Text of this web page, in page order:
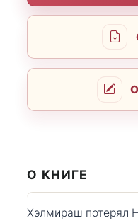
О КНИГЕ
Хэлмираш потерял